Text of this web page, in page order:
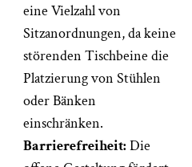
eine Vielzahl von
Sitzanordnungen, da keine
störenden Tischbeine die
Platzierung von Stühlen
oder Bänken
einschränken.
Barrierefreiheit: Die